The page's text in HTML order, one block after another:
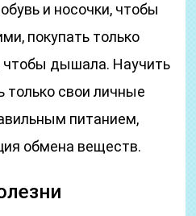
и носочки, чтобы
покупать только
чтобы дышала. Научить
только свои личные
питанием,
обмена веществ.